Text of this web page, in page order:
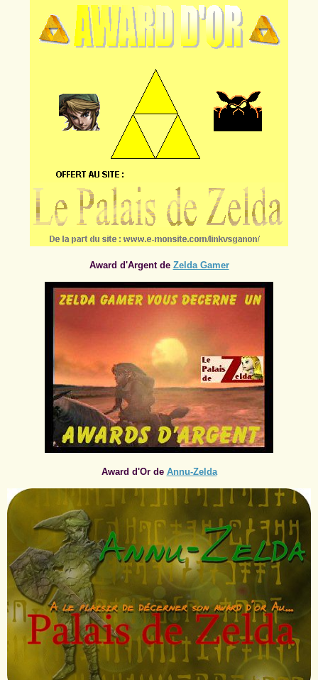
Award d'Argent de Zelda Gamer
Award d'Or de Annu-Zelda